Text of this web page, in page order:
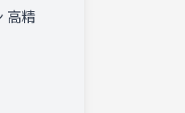
高精